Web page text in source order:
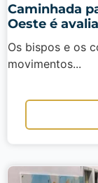
Caminhada
Oeste é
Os bispos e os
movimentos...